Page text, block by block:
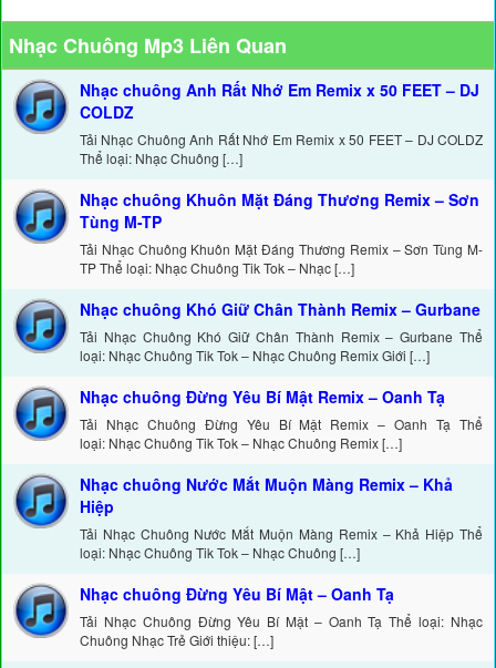
Nhạc Chuông Mp3 Liên Quan
Nhạc chuông Anh Rất Nhớ Em Remix x 50 FEET – DJ
COLDZ
Tải Nhạc Chuông Anh Rất Nhớ Em Remix x 50 FEET – DJ COLDZ
Thể loại: Nhạc Chuông […]
Nhạc chuông Khuôn Mặt Đáng Thương Remix – Sơn
Tùng M-TP
Tải Nhạc Chuông Khuôn Mặt Đáng Thương Remix – Sơn Tùng M-
TP Thể loại: Nhạc Chuông Tik Tok – Nhạc […]
Nhạc chuông Khó Giữ Chân Thành Remix – Gurbane
Tải Nhạc Chuông Khó Giữ Chân Thành Remix – Gurbane Thể
loại: Nhạc Chuông Tik Tok – Nhạc Chuông Remix Giới […]
Nhạc chuông Đừng Yêu Bí Mật Remix – Oanh Tạ
Tải Nhạc Chuông Đừng Yêu Bí Mật Remix – Oanh Tạ Thể
loại: Nhạc Chuông Tik Tok – Nhạc Chuông Remix […]
Nhạc chuông Nước Mắt Muộn Màng Remix – Khả
Hiệp
Tải Nhạc Chuông Nước Mắt Muộn Màng Remix – Khả Hiệp Thể
loại: Nhạc Chuông Tik Tok – Nhạc Chuông […]
Nhạc chuông Đừng Yêu Bí Mật – Oanh Tạ
Tải Nhạc Chuông Đừng Yêu Bí Mật – Oanh Tạ Thể loại: Nhạc
Chuông Nhạc Trẻ Giới thiệu: […]